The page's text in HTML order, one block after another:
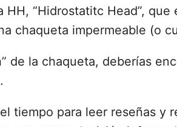
“Hidrostatitc Head”,
chaqueta impermeable (o
de la chaqueta, deberías
tiempo para leer reseñas y